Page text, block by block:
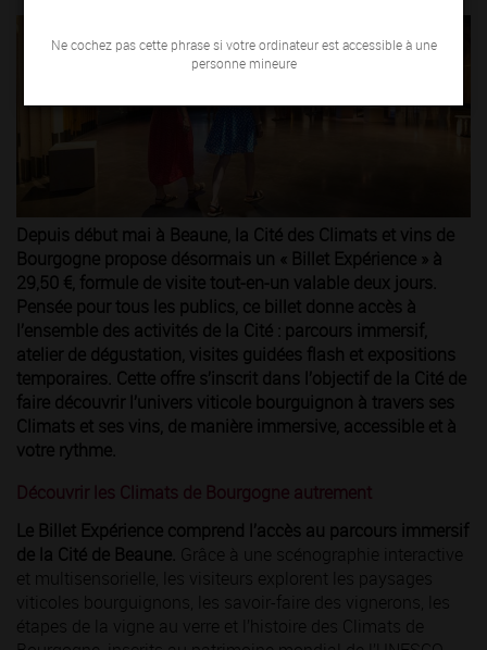
Ne cochez pas cette phrase si votre ordinateur est accessible à une
personne mineure
Depuis début mai à Beaune, la Cité des Climats et vins de
Bourgogne propose désormais un « Billet Expérience » à
29,50 €, formule de visite tout-en-un valable deux jours.
Pensée pour tous les publics, ce billet donne accès à
l’ensemble des activités de la Cité : parcours immersif,
atelier de dégustation, visites guidées flash et expositions
temporaires. Cette offre s’inscrit dans l’objectif de la Cité de
faire découvrir l’univers viticole bourguignon à travers ses
Climats et ses vins, de manière immersive, accessible et à
votre rythme.
Découvrir les Climats de Bourgogne autrement
Le Billet Expérience comprend l’accès au parcours immersif
de la Cité de Beaune. Grâce à une scénographie interactive
et multisensorielle, les visiteurs explorent les paysages
viticoles bourguignons, les savoir-faire des vignerons, les
étapes de la vigne au verre et l’histoire des Climats de